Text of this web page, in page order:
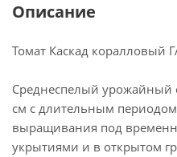
Описание
Томат Каскад коралловый
Среднеспелый урожайный
см с длительным
выращивания под
укрытиями и в открытом